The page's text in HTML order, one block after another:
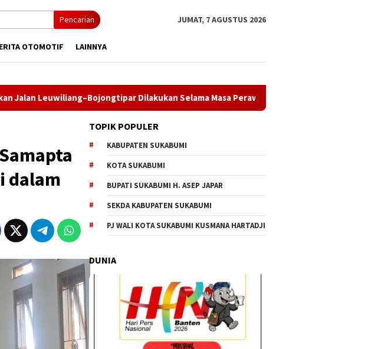
Pencarian JUMAT, 7 AGUSTUS 2026
OTOMOTIF LAINNYA
Dilakukan Selama Masa Perawatan
dalam
TOPIK POPULER
KABUPATEN SUKABUMI
KOTA SUKABUMI
BUPATI SUKABUMI H. ASEP JAPAR
SEKDA KABUPATEN SUKABUMI
PJ WALI KOTA SUKABUMI KUSMANA HARTADJI
DUNIA